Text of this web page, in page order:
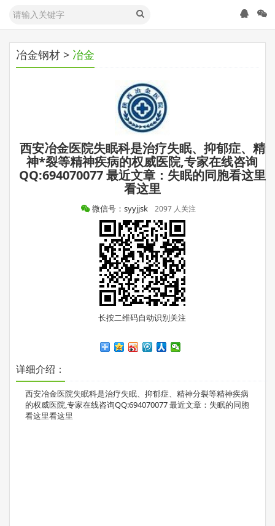
冶金钢材 > 冶金
西安冶金医院失眠科是治疗失眠、抑郁症、精
神*裂等精神疾病的权威医院,专家在线咨询
QQ:694070077 最近文章：失眠的同胞看这里
看这里
微信号：syyjjsk 2097 人关注
长按二维码自动识别关注
详细介绍：
西安冶金医院失眠科是治疗失眠、抑郁症、精神分裂等精神疾病
的权威医院,专家在线咨询QQ:694070077 最近文章：失眠的同胞
看这里看这里